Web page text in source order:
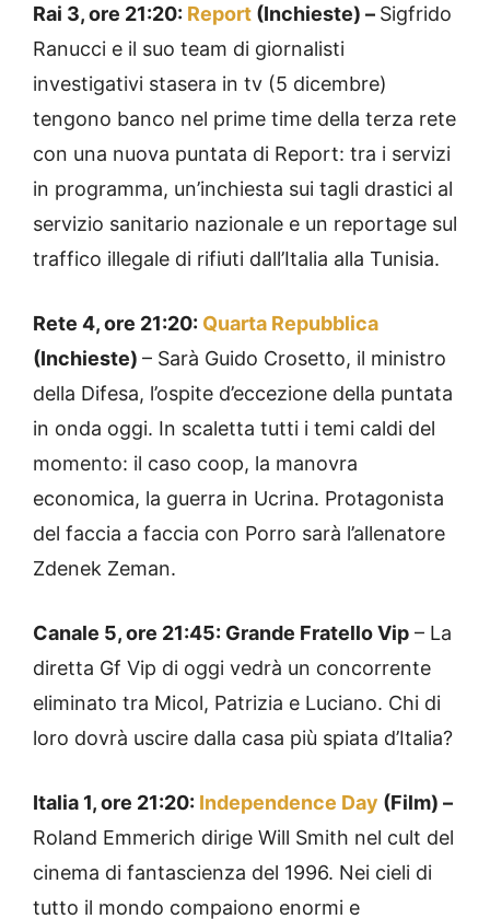
Rai 3, ore 21:20: Report (Inchieste) – Sigfrido
Ranucci e il suo team di giornalisti
investigativi stasera in tv (5 dicembre)
tengono banco nel prime time della terza rete
con una nuova puntata di Report: tra i servizi
in programma, un’inchiesta sui tagli drastici al
servizio sanitario nazionale e un reportage sul
traffico illegale di rifiuti dall’Italia alla Tunisia.
Rete 4, ore 21:20: Quarta Repubblica
(Inchieste) – Sarà Guido Crosetto, il ministro
della Difesa, l’ospite d’eccezione della puntata
in onda oggi. In scaletta tutti i temi caldi del
momento: il caso coop, la manovra
economica, la guerra in Ucrina. Protagonista
del faccia a faccia con Porro sarà l’allenatore
Zdenek Zeman.
Canale 5, ore 21:45: Grande Fratello Vip – La
diretta Gf Vip di oggi vedrà un concorrente
eliminato tra Micol, Patrizia e Luciano. Chi di
loro dovrà uscire dalla casa più spiata d’Italia?
Italia 1, ore 21:20: Independence Day (Film) –
Roland Emmerich dirige Will Smith nel cult del
cinema di fantascienza del 1996. Nei cieli di
tutto il mondo compaiono enormi e